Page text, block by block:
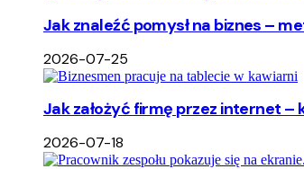
Jak znaleźć pomysł na biznes –
2026-07-25
Jak założyć firmę przez internet
2026-07-18